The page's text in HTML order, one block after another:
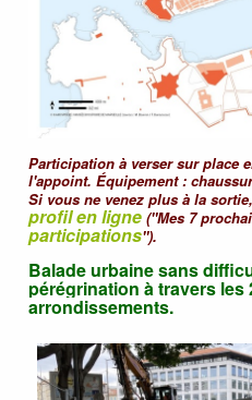
Participation à verser sur place
l'appoint. Équipement :
Si vous ne venez plus à la
profil en ligne ("Mes 7
participations").
Balade urbaine sans
pérégrination à travers les
arrondissements.